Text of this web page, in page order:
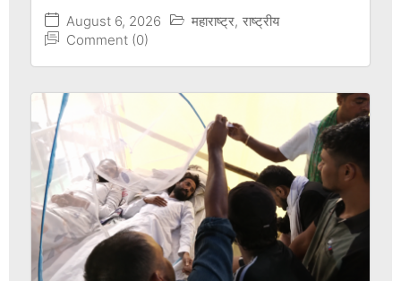
August 6, 2026 महाराष्ट्र, राष्ट्रीय
Comment (0)